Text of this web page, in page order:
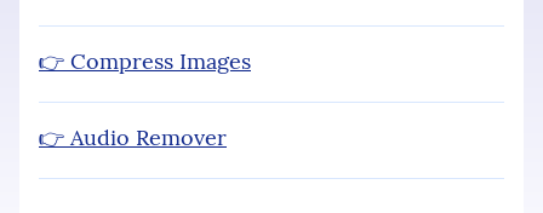
👉 Compress Images
👉 Audio Remover